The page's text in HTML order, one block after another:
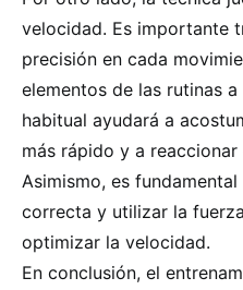
velocidad. Es importante
precisión en cada
elementos de las rutinas
habitual ayudará a
más rápido y a
Asimismo, es
correcta y utilizar la
optimizar la velocidad.
En conclusión, el